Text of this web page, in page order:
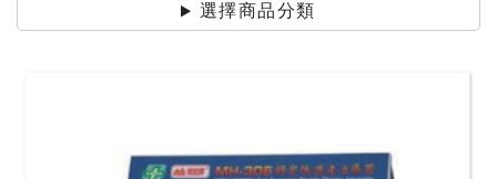
選擇商品分類